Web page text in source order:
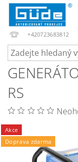
+420723683812
RS
Akce
Doprava zdarma